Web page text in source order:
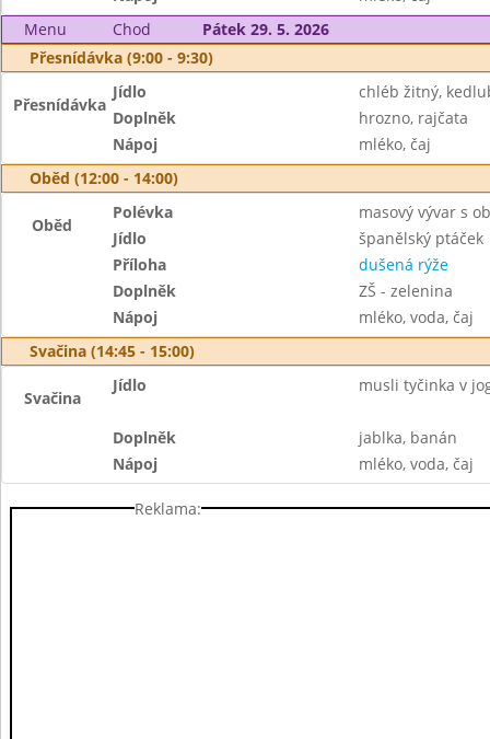
Menu
Chod
Pátek 29. 5. 2026
Přesnídávka (9:00 - 9:30)
Přesnídávka
Jídlo
chléb žitný,
Doplněk
hrozno, rajčata
Nápoj
mléko, čaj
Oběd (12:00 - 14:00)
Oběd
Polévka
masový vývar s
Jídlo
španělský ptáček
Příloha
dušená rýže
Doplněk
ZŠ - zelenina
Nápoj
mléko, voda, čaj
Svačina (14:45 - 15:00)
Svačina
Jídlo musli tyčinka v
Doplněk
jablka, banán
Nápoj
mléko, voda, čaj
Reklama: